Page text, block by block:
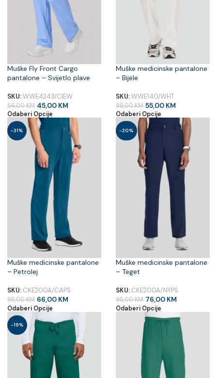
Muške Fly Front Cargo
pantalone – Svijetlo plave
SKU:WWE4243/CIEW
56,00KM 45,00 KM
Odaberi Opcije
Muške medicinske pantalone
– Bijele
SKU:WWE140/WHT
89,00KM 55,00 KM
Odaberi Opcije
-31%
Muške medicinske pantalone
– Petrolej
SKU: CKE200A/CAPS
95,00KM 66,00 KM
Odaberi Opcije
-20%
Muške medicinske pantalone
– Teget
SKU: CKE200A/NYPS
95,00KM 76,00 KM
Odaberi Opcije
-19%